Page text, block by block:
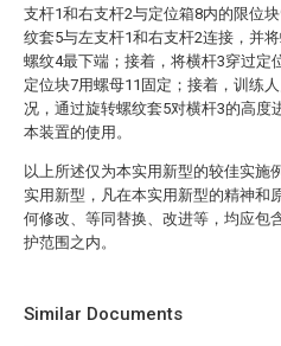
支杆1和右支杆2与定位箱8内的限位
纹套5与左支杆1和右支杆2连接，并
螺纹4最下端；接着，将横杆3穿过定
定位块7用螺母11固定；接着，训练
况，通过旋转螺纹套5对横杆3的高度
本装置的使用。
以上所述仅为本实用新型的较佳实施
实用新型，凡在本实用新型的精神和
何修改、等同替换、改进等，均应包
护范围之内。
Similar Documents